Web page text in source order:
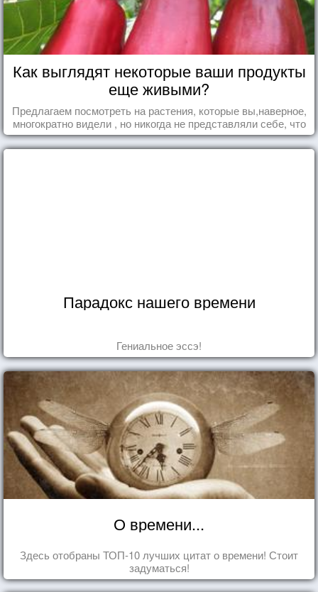
Как выглядят некоторые ваши продукты
еще живыми?
Предлагаем посмотреть на растения, которые вы,наверное,
многократно видели , но никогда не представляли себе, что
употребляете их в пищу.
Парадокс нашего времени
Гениальное эссэ!
О времени...
Здесь отобраны ТОП-10 лучших цитат о времени! Стоит
задуматься!